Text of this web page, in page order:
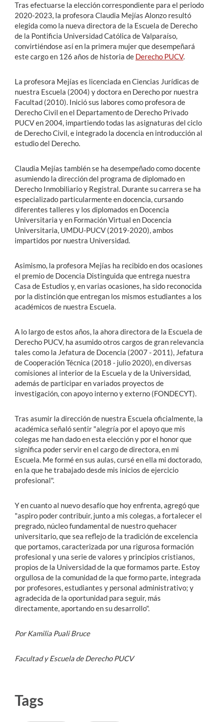
Tras efectuarse la elección correspondiente para el periodo
2020-2023, la profesora Claudia Mejías Alonzo resultó
elegida como la nueva directora de la Escuela de Derecho
de la Pontificia Universidad Católica de Valparaíso,
convirtiéndose así en la primera mujer que desempeñará
este cargo en 126 años de historia de Derecho PUCV.
La profesora Mejías es licenciada en Ciencias Jurídicas de
nuestra Escuela (2004) y doctora en Derecho por nuestra
Facultad (2010). Inició sus labores como profesora de
Derecho Civil en el Departamento de Derecho Privado
PUCV en 2004, impartiendo todas las asignaturas del ciclo
de Derecho Civil, e integrado la docencia en introducción al
estudio del Derecho.
Claudia Mejías también se ha desempeñado como docente
asumiendo la dirección del programa de diplomado en
Derecho Inmobiliario y Registral. Durante su carrera se ha
especializado particularmente en docencia, cursando
diferentes talleres y los diplomados en Docencia
Universitaria y en Formación Virtual en Docencia
Universitaria, UMDU-PUCV (2019-2020), ambos
impartidos por nuestra Universidad.
Asimismo, la profesora Mejías ha recibido en dos ocasiones
el premio de Docencia Distinguida que entrega nuestra
Casa de Estudios y, en varias ocasiones, ha sido reconocida
por la distinción que entregan los mismos estudiantes a los
académicos de nuestra Escuela.
A lo largo de estos años, la ahora directora de la Escuela de
Derecho PUCV, ha asumido otros cargos de gran relevancia
tales como la Jefatura de Docencia (2007 - 2011), Jefatura
de Cooperación Técnica (2018 - julio 2020), en diversas
comisiones al interior de la Escuela y de la Universidad,
además de participar en variados proyectos de
investigación, con apoyo interno y externo (FONDECYT).
Tras asumir la dirección de nuestra Escuela oficialmente, la
académica señaló sentir "alegría por el apoyo que mis
colegas me han dado en esta elección y por el honor que
significa poder servir en el cargo de directora, en mi
Escuela. Me formé en sus aulas, cursé en ella mi doctorado,
en la que he trabajado desde mis inicios de ejercicio
profesional".
Y en cuanto al nuevo desafío que hoy enfrenta, agregó que
"aspiro poder contribuir, junto a mis colegas, a fortalecer el
pregrado, núcleo fundamental de nuestro quehacer
universitario, que sea reflejo de la tradición de excelencia
que portamos, caracterizada por una rigurosa formación
profesional y una serie de valores y principios cristianos,
propios de la Universidad de la que formamos parte. Estoy
orgullosa de la comunidad de la que formo parte, integrada
por profesores, estudiantes y personal administrativo; y
agradecida de la oportunidad para seguir, más
directamente, aportando en su desarrollo".
Por Kamilia Puali Bruce
Facultad y Escuela de Derecho PUCV
Tags